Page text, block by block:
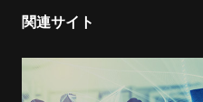
関連サイト